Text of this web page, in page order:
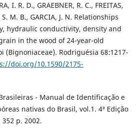
I. R. D., GRAEBNER, R. C., FREITAS,
M. B., GARCIA, J. N. Relationships
hydraulic conductivity, density and
in the wood of 24-year-old
(Bignoniaceae). Rodriguésia 68:1217-
doi.org/10.1590/2175-
- Manual de Identificação e
nativas do Brasil, vol.1. 4ª Edição
p. 2002.